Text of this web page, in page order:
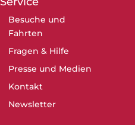
Besuche und
Fahrten
Fragen & Hilfe
Presse und Medien
Kontakt
Newsletter